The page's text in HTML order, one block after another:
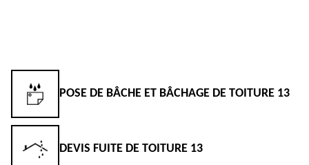
POSE DE BÂCHE ET BÂCHAGE DE TOITURE 13
DEVIS FUITE DE TOITURE 13